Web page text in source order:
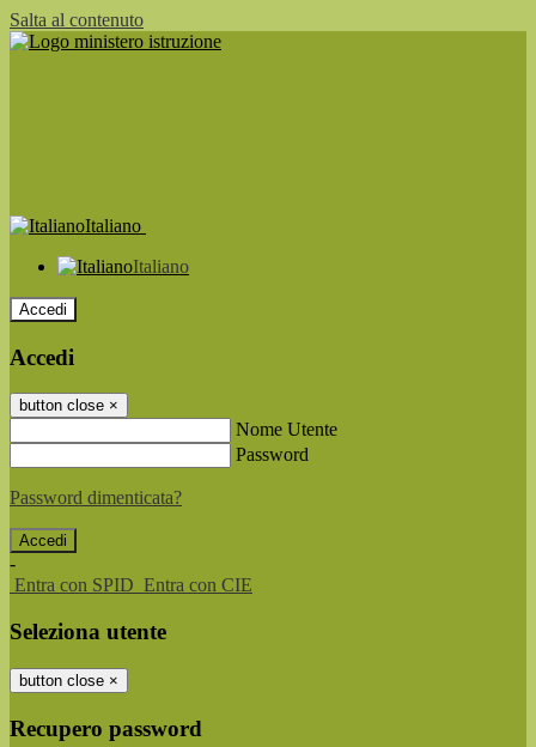
Salta al contenuto
Italiano
Italiano
Accedi
Accedi
button close ×
Nome Utente
Password
Password dimenticata?
-
Entra con SPID Entra con CIE
Seleziona utente
button close ×
Recupero password